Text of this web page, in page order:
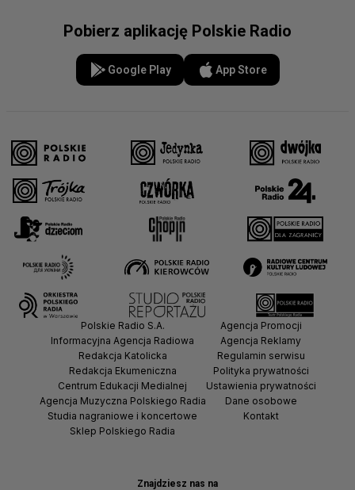
Pobierz aplikację Polskie Radio
Google Play App Store
Znajdziesz nas na
Polskie Radio S.A.
Informacyjna Agencja Radiowa
Redakcja Katolicka
Redakcja Ekumeniczna
Centrum Edukacji Medialnej
Agencja Muzyczna Polskiego Radia
Studia nagraniowe i koncertowe
Sklep Polskiego Radia
Agencja Promocji
Agencja Reklamy
Regulamin serwisu
Polityka prywatności
Ustawienia prywatności
Dane osobowe
Kontakt